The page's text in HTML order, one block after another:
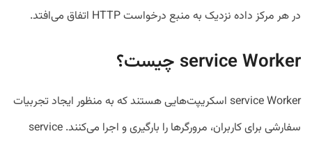
در هر مرکز داده نزدیک به منبع درخواست HTTP اتفاق می‌افتد.
service Worker چیست؟
service Worker اسکریپت‌هایی هستند که به منظور ایجاد تجربیات
سفارشی برای کاربران، مرورگرها را بارگیری و اجرا می‌کنند. service